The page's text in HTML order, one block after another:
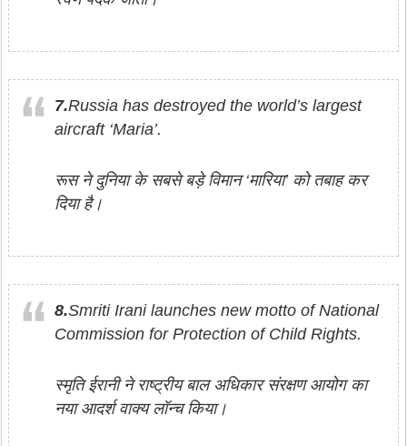
7.Russia has destroyed the world’s largest
aircraft ‘Maria’.
रूस ने दुनिया के सबसे बड़े विमान ‘मारिया’ को तबाह कर
दिया है।
8.Smriti Irani launches new motto of National
Commission for Protection of Child Rights.
स्मृति ईरानी ने राष्ट्रीय बाल अधिकार संरक्षण आयोग का
नया आदर्श वाक्य लॉन्च किया।